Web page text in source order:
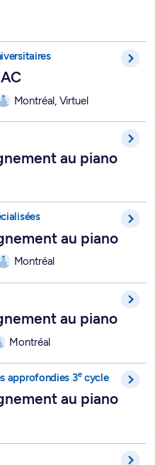
Montréal, Virtuel
au piano - 2-
au piano
au piano - 2-605-1-4
au piano
Montréal
au piano - 3-
au piano
Montréal
au piano - 3-605-1-4
approfondies 3ecycle
au piano